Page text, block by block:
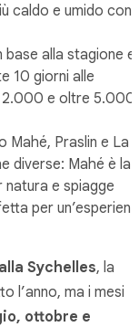
caldo e umido con
alla stagione e
10 giorni alle
e oltre 5.000
Mahé, Praslin e La
diverse: Mahé è la
natura e spiagge
per
Sychelles, la
l’anno, ma i mesi
ottobre e